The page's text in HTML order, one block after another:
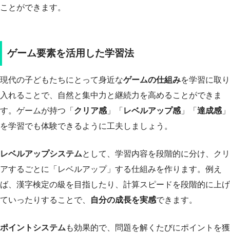
ことができます。
ゲーム要素を活用した学習法
現代の子どもたちにとって身近なゲームの仕組みを学習に取り
入れることで、自然と集中力と継続力を高めることができま
す。ゲームが持つ「 クリア感 」「 レベルアップ感 」「 達成感 」
を学習でも体験できるように工夫しましょう。
レベルアップシステムとして、学習内容を段階的に分け、クリ
アするごとに「レベルアップ」する仕組みを作ります。例え
ば、漢字検定の級を目指したり、計算スピードを段階的に上げ
ていったりすることで、
自分の成長を実感できます。
ポイントシステム も効果的で、問題を解くたびにポイントを獲